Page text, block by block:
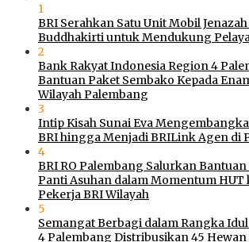
1
BRI Serahkan Satu Unit Mobil
Buddhakirti untuk Mendukung
2
Bank Rakyat Indonesia Region 4
Bantuan Paket Sembako Kepada
Wilayah Palembang
3
Intip Kisah Sunai Eva
BRI hingga Menjadi BRILink Agen di
4
BRI RO Palembang Salurkan
Panti Asuhan dalam Momentum HUT
Pekerja BRI Wilayah
5
Semangat Berbagi dalam Rangka
4 Palembang Distribusikan 45